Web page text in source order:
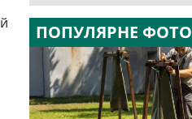
ПОПУЛЯРНЕ ФОТО